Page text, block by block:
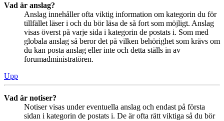
Vad är anslag?
Anslag innehåller ofta viktig information om kategorin du för
tillfället läser i och du bör läsa de så fort som möjligt. Anslag
visas överst på varje sida i kategorin de postats i. Som med
globala anslag så beror det på vilken behörighet som krävs om
du kan posta anslag eller inte och detta ställs in av
forumadministratören.
Upp
Vad är notiser?
Notiser visas under eventuella anslag och endast på första
sidan i kategorin de postats i. De är ofta rätt viktiga så du bör